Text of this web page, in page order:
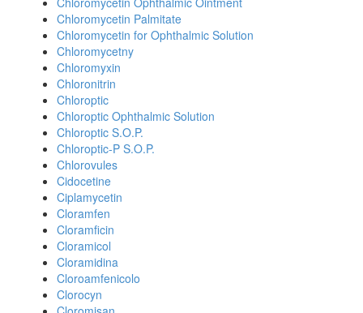
Chloromycetin Palmitate
Chloromycetin for Ophthalmic Solution
Chloromycetny
Chloromyxin
Chloronitrin
Chloroptic
Chloroptic Ophthalmic Solution
Chloroptic S.O.P.
Chloroptic-P S.O.P.
Chlorovules
Cidocetine
Ciplamycetin
Cloramfen
Cloramficin
Cloramicol
Cloramidina
Cloroamfenicolo
Clorocyn